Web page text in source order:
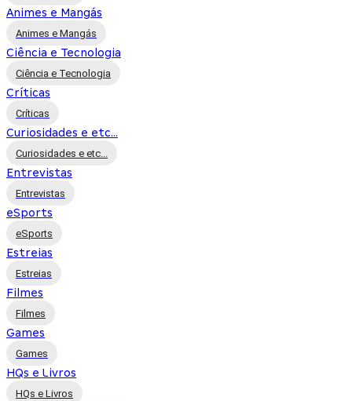
Animes e Mangás
Animes e Mangás
Ciência e Tecnologia
Ciência e Tecnologia
Críticas
Críticas
Curiosidades e etc...
Curiosidades e etc...
Entrevistas
Entrevistas
eSports
eSports
Estreias
Estreias
Filmes
Filmes
Games
Games
HQs e Livros
HQs e Livros